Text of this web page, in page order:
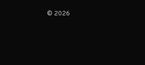
© 2026